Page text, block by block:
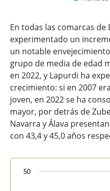
En todas las comarcas de
experimentado un
un notable
grupo de media de edad
en 2022, y Lapurdi ha
crecimiento: si en 2007
joven, en 2022 se ha
mayor, por detrás de
Navarra y Álava
con 43,4 y 45,0 años
Chart
50